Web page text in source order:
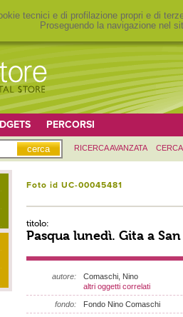
tecnici e di profilazione propri e di
Proseguendo la navigazione nel
PERCORSI
RICERCA AVANZATA
Foto id UC-00045481
titolo:
Pasqua lunedì. Gita a
autore:
Comaschi, Nino
altri oggetti correlati
fondo: Fondo Nino Comaschi